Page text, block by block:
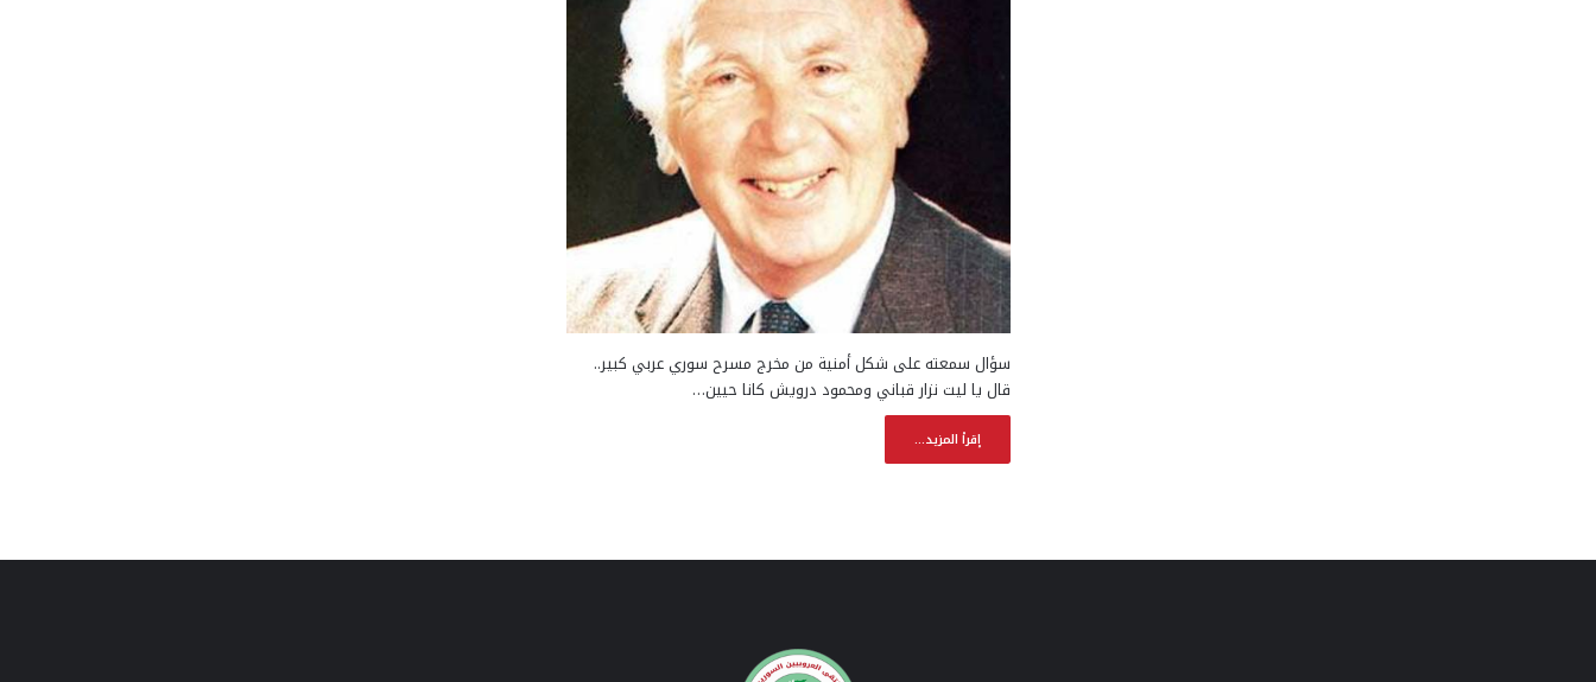
سؤال سمعته على شكل أمنية من مخرج مسرح سوري عربي كبير..
قال يا ليت نزار قباني ومحمود درويش كانا حيين…
إقرأ المزيد...